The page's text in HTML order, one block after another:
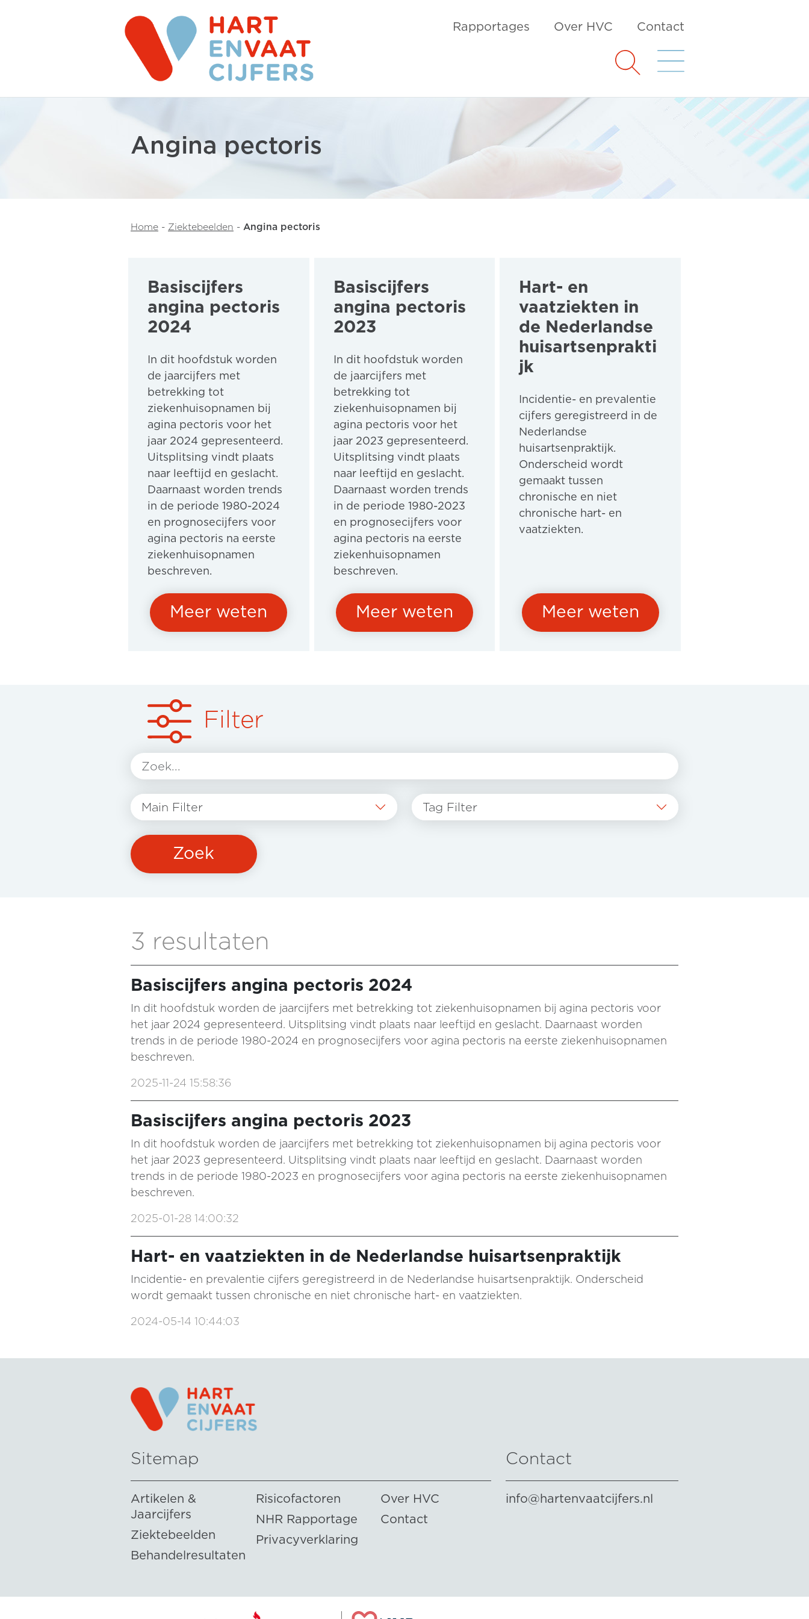
Rapportages Over HVC Contact
Angina pectoris
Home - Ziektebeelden - Angina pectoris
Basiscijfers
angina pectoris
2024
In dit hoofdstuk worden
de jaarcijfers met
betrekking tot
ziekenhuisopnamen bij
agina pectoris voor het
jaar 2024 gepresenteerd.
Uitsplitsing vindt plaats
naar leeftijd en geslacht.
Daarnaast worden trends
in de periode 1980-2024
en prognosecijfers voor
agina pectoris na eerste
ziekenhuisopnamen
beschreven.
Meer weten
Basiscijfers
angina pectoris
2023
In dit hoofdstuk worden
de jaarcijfers met
betrekking tot
ziekenhuisopnamen bij
agina pectoris voor het
jaar 2023 gepresenteerd.
Uitsplitsing vindt plaats
naar leeftijd en geslacht.
Daarnaast worden trends
in de periode 1980-2023
en prognosecijfers voor
agina pectoris na eerste
ziekenhuisopnamen
beschreven.
Meer weten
Hart- en
vaatziekten in
de Nederlandse
huisartsenprakti
jk
Incidentie- en prevalentie
cijfers geregistreerd in de
Nederlandse
huisartsenpraktijk.
Onderscheid wordt
gemaakt tussen
chronische en niet
chronische hart- en
vaatziekten.
Meer weten
Filter
Main Filter Tag Filter
Zoek
3 resultaten
Basiscijfers angina pectoris 2024
In dit hoofdstuk worden de jaarcijfers met betrekking tot ziekenhuisopnamen bij agina pectoris voor
het jaar 2024 gepresenteerd. Uitsplitsing vindt plaats naar leeftijd en geslacht. Daarnaast worden
trends in de periode 1980-2024 en prognosecijfers voor agina pectoris na eerste ziekenhuisopnamen
beschreven.
2025-11-24 15:58:36
Basiscijfers angina pectoris 2023
In dit hoofdstuk worden de jaarcijfers met betrekking tot ziekenhuisopnamen bij agina pectoris voor
het jaar 2023 gepresenteerd. Uitsplitsing vindt plaats naar leeftijd en geslacht. Daarnaast worden
trends in de periode 1980-2023 en prognosecijfers voor agina pectoris na eerste ziekenhuisopnamen
beschreven.
2025-01-28 14:00:32
Hart- en vaatziekten in de Nederlandse huisartsenpraktijk
Incidentie- en prevalentie cijfers geregistreerd in de Nederlandse huisartsenpraktijk. Onderscheid
wordt gemaakt tussen chronische en niet chronische hart- en vaatziekten.
2024-05-14 10:44:03
Sitemap
Artikelen &
Jaarcijfers
Ziektebeelden
Behandelresultaten
Risicofactoren
NHR Rapportage
Privacyverklaring
Over HVC
Contact
Contact
info@hartenvaatcijfers.nl